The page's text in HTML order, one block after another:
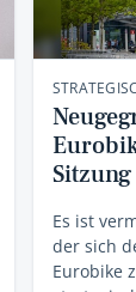
Sitzung
Es ist
der sich
Eurobike